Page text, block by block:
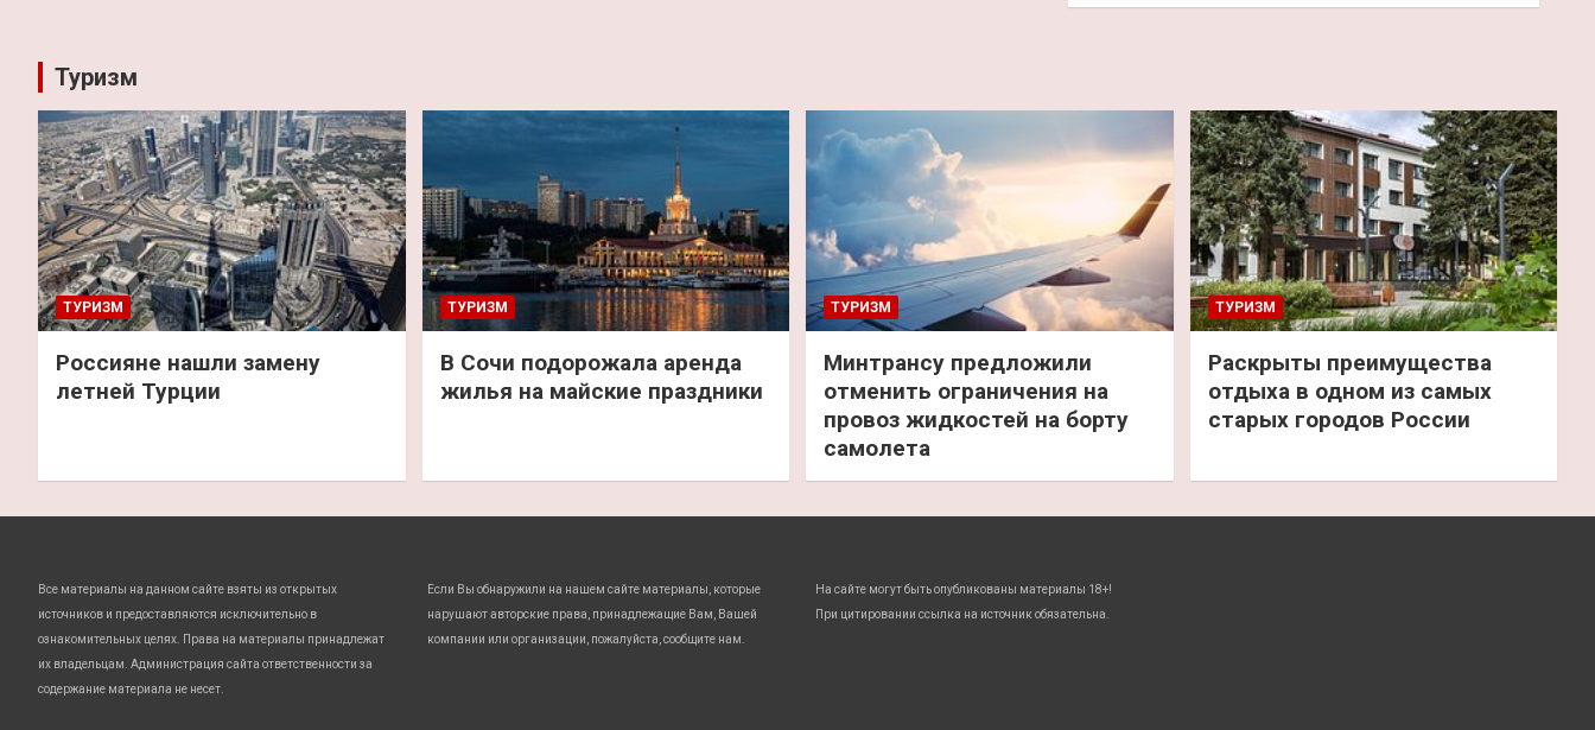
Туризм
ТУРИЗМ
Россияне нашли замену
летней Турции
ТУРИЗМ
В Сочи подорожала аренда
жилья на майские праздники
ТУРИЗМ
Минтрансу предложили
отменить ограничения на
провоз жидкостей на борту
самолета
ТУРИЗМ
Раскрыты преимущества
отдыха в одном из самых
старых городов России
Все материалы на данном сайте взяты из открытых
источников и предоставляются исключительно в
ознакомительных целях. Права на материалы принадлежат
их владельцам. Администрация сайта ответственности за
содержание материала не несет.
Если Вы обнаружили на нашем сайте материалы, которые
нарушают авторские права, принадлежащие Вам, Вашей
компании или организации, пожалуйста, сообщите нам.
На сайте могут быть опубликованы материалы 18+!
При цитировании ссылка на источник обязательна.